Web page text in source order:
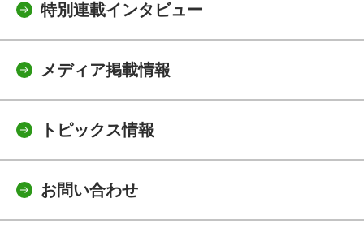
特別連載インタビュー
メディア掲載情報
トピックス情報
お問い合わせ